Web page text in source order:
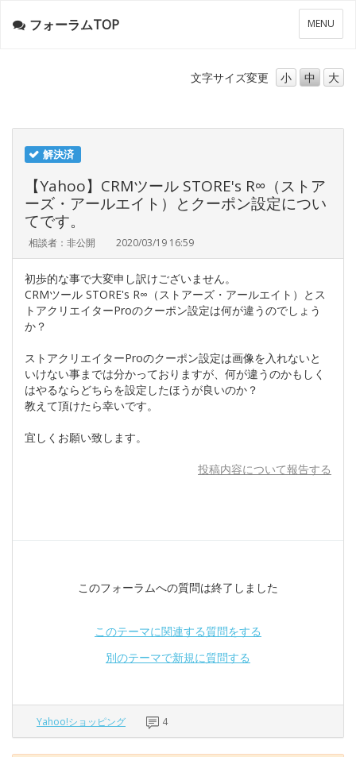
メ
ニ
ー
MENU
フォーラムTOP
文字サイズ変更 小 中 大
解決済
【Yahoo】CRMツール STORE's R∞（ストア
ーズ・アールエイト）とクーポン設定につい
てです。
相談者：非公開 2020/03/19 16:59
初歩的な事で大変申し訳けございません。
CRMツール STORE's R∞（ストアーズ・アールエイト）とス
トアクリエイターProのクーポン設定は何が違うのでしょう
か？
ストアクリエイターProのクーポン設定は画像を入れないと
いけない事までは分かっておりますが、何が違うのかもしく
はやるならどちらを設定したほうが良いのか？
教えて頂けたら幸いです。
宜しくお願い致します。
投稿内容について報告する
このフォーラムへの質問は終了しました
このテーマに関連する質問をする
別のテーマで新規に質問する
Yahoo!ショッピング 4